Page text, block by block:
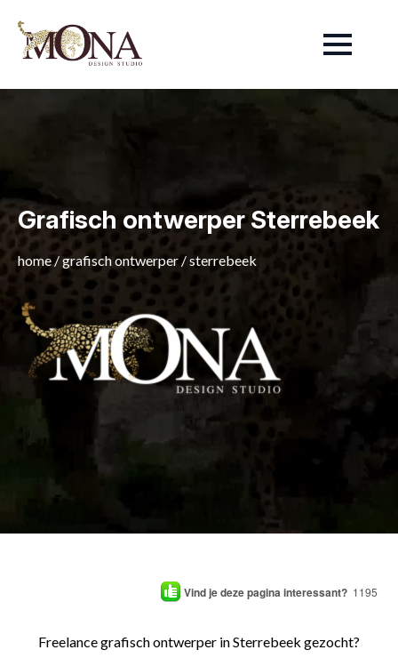
Grafisch ontwerper Sterrebeek
home /grafisch ontwerper /sterrebeek
Vind je deze pagina interessant? 1195
Freelance grafisch ontwerper in Sterrebeek gezocht?